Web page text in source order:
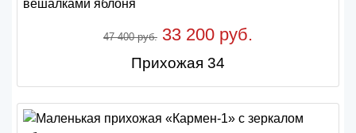
47 400 руб. 33 200 руб.
Прихожая 34